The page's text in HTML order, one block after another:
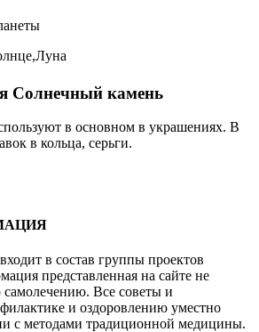
Солнечный камень
в основном в украшениях. В
в кольца, серьги.
в состав группы проектов
представленная на сайте не
самолечению. Все советы и
и оздоровлению уместно
с методами традиционной медицины.